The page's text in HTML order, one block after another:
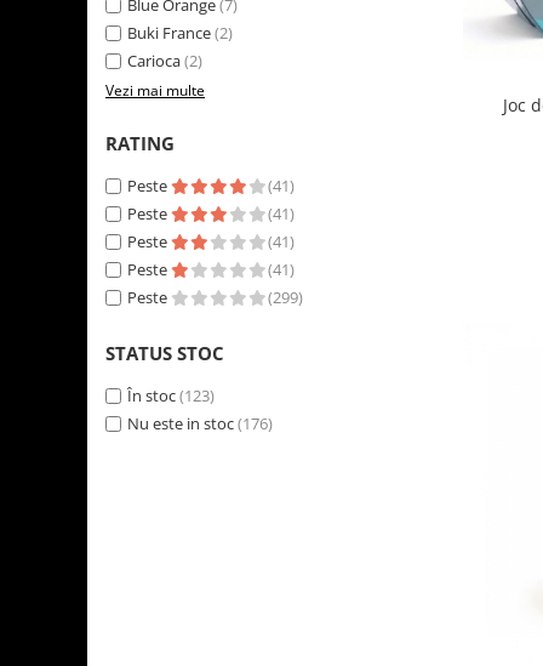
LEGO Creator Expert
LEGO Architecture
LEGO Ideas
Blue Orange(7)
Buki France(2)
Carioca(2)
Vezi mai multe
RATING
Peste
(41)
Peste
(41)
Peste
(41)
Peste
(41)
Peste
(299)
STATUS STOC
În stoc(123)
Nu este in stoc(176)
Joc